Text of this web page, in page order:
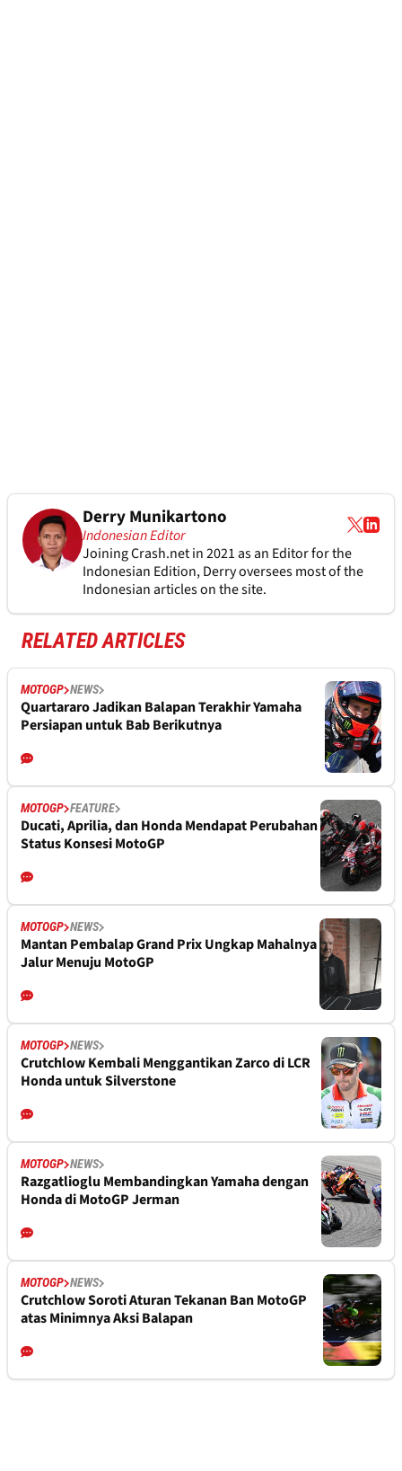
Derry Munikartono
Indonesian Editor
Joining Crash.net in 2021 as an Editor for the
Indonesian Edition, Derry oversees most of the
Indonesian articles on the site.
RELATED ARTICLES
MOTOGP NEWS
Quartararo Jadikan Balapan Terakhir Yamaha
Persiapan untuk Bab Berikutnya
MOTOGP FEATURE
Ducati, Aprilia, dan Honda Mendapat Perubahan
Status Konsesi MotoGP
MOTOGP NEWS
Mantan Pembalap Grand Prix Ungkap Mahalnya
Jalur Menuju MotoGP
MOTOGP NEWS
Crutchlow Kembali Menggantikan Zarco di LCR
Honda untuk Silverstone
MOTOGP NEWS
Razgatlioglu Membandingkan Yamaha dengan
Honda di MotoGP Jerman
MOTOGP NEWS
Crutchlow Soroti Aturan Tekanan Ban MotoGP
atas Minimnya Aksi Balapan